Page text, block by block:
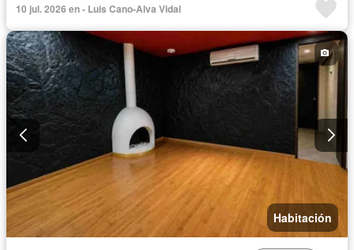
10 jul. 2026 en - Luis Cano-Alva Vidal
Habitación